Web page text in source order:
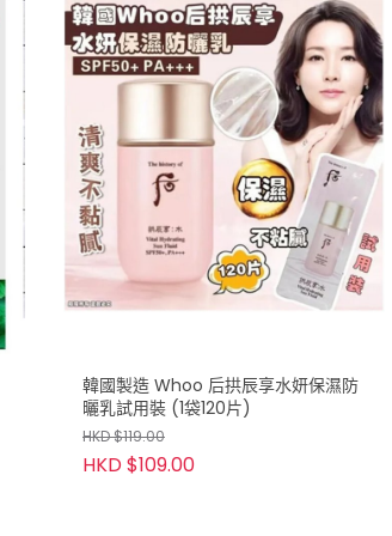
韓國製造 Whoo 后拱辰享水妍保濕防
曬乳試用裝 (1袋120片)
HKD $119.00
HKD $109.00